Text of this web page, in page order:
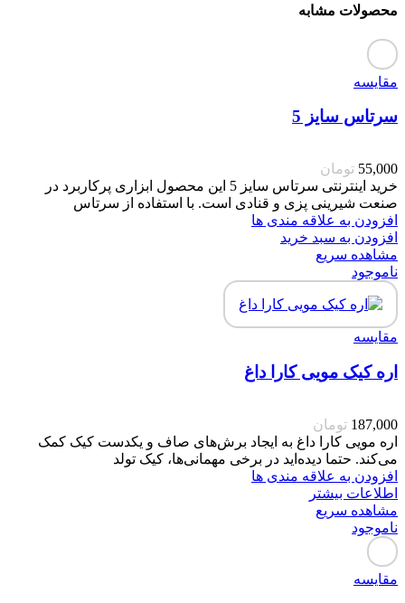
محصولات مشابه
مقایسه
سرتاس سایز 5
55,000 تومان
خرید اینترنتی سرتاس سایز 5 این محصول ابزاری پرکاربرد در
صنعت شیرینی پزی و قنادی است. با استفاده از سرتاس
افزودن به علاقه مندی ها
افزودن به سبد خرید
مشاهده سریع
ناموجود
مقایسه
اره کیک مویی کارا داغ
187,000 تومان
اره مویی کارا داغ به ایجاد برش‌های صاف و یکدست کیک کمک
می‌کند. حتما دیده‌اید در برخی مهمانی‌ها، کیک تولد
افزودن به علاقه مندی ها
اطلاعات بیشتر
مشاهده سریع
ناموجود
مقایسه